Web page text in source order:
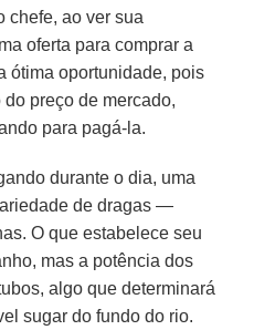
chefe, ao ver sua
oferta para comprar a
ótima oportunidade, pois
preço de mercado,
para pagá-la.
durante o dia, uma
de dragas —
O que estabelece seu
mas a potência dos
algo que determinará
sugar do fundo do rio.